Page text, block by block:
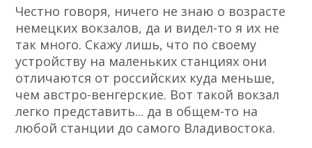
Честно говоря, ничего не знаю о возрасте
немецких вокзалов, да и видел-то я их не
так много. Скажу лишь, что по своему
устройству на маленьких станциях они
отличаются от российских куда меньше,
чем австро-венгерские. Вот такой вокзал
легко представить... да в общем-то на
любой станции до самого Владивостока.